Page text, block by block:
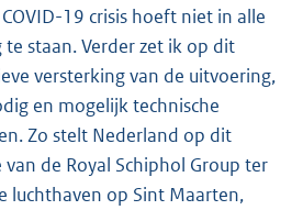
19 crisis hoeft niet in alle
te staan. Verder zet ik op dit
versterking van de uitvoering,
en mogelijk technische
Zo stelt Nederland op dit
de Royal Schiphol Group ter
luchthaven op Sint Maarten,